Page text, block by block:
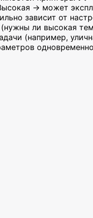
→ может
зависит от
ли высокая
(например,